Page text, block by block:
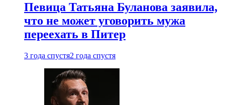
Певица Татьяна Буланова заявила,
что не может уговорить мужа
переехать в Питер
3 года спустя2 года спустя